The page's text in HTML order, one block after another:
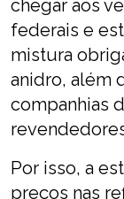
chegar aos
federais e
mistura
anidro, além
companhias
Por isso, a
preços nas